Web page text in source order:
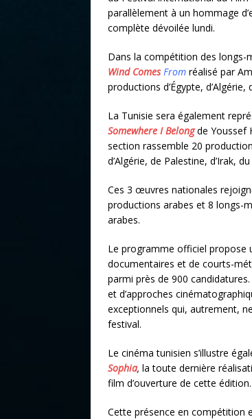
parallèlement à un hommage
complète dévoilée lundi.
Dans la compétition des longs-
Wind ComesFrom réalisé par
productions d’Égypte,
La Tunisie sera également
Somewhere I Belong de Youssef
section rassemble 20
d’Algérie, de Palestine, d’Irak,
Ces 3 œuvres nationales
productions arabes et 8 longs-
arabes.
Le programme officiel propose
documentaires et de courts-
parmi près de 900
et d’approches
exceptionnels qui, autrement,
festival.
Le cinéma tunisien s’illustre
Sophia, la toute dernière
film d’ouverture de cette édition.
Cette présence en compétition